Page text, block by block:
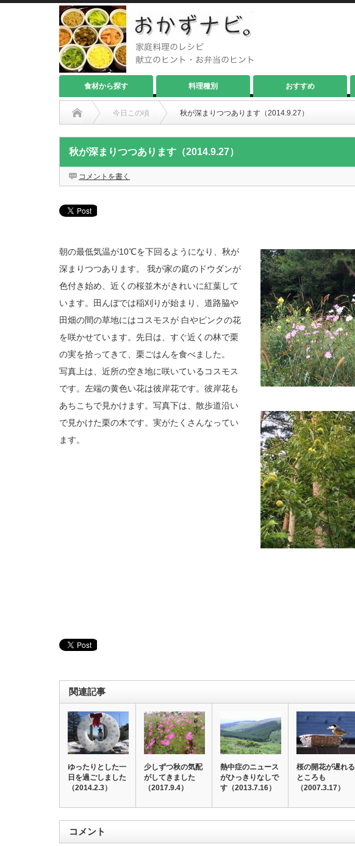
食材から探す 料理種別 おすすめ
今日この頃 秋が深まりつつあります（2014.9.27）
秋が深まりつつあります（2014.9.27）
コメントを書く
朝の最低気温が10℃を下回るようになり、秋が
深まりつつあります。 我が家の庭のドウダンが
色付き始め、近くの桜並木がきれいに紅葉して
います。田んぼでは稲刈りが始まり、道路脇や
田畑の間の草地にはコスモスが 白やピンクの花
を咲かせています。先日は、すぐ近くの林で栗
の実を拾ってきて、栗ごはんを食べました。
写真上は、近所の空き地に咲いているコスモス
です。左端の黄色い花は彼岸花です。彼岸花も
あちこちで見かけます。写真下は、散歩道沿い
で見かけた栗の木です。実がたくさんなってい
ます。
関連記事
ゆったりとした一
日を過ごしました
（2014.2.3）
少しずつ秋の気配
がしてきました
（2017.9.4）
熱中症のニュース
がひっきりなしで
す（2013.7.16）
桜の開花が遅れる
ところも
（2007.3.17）
コメント